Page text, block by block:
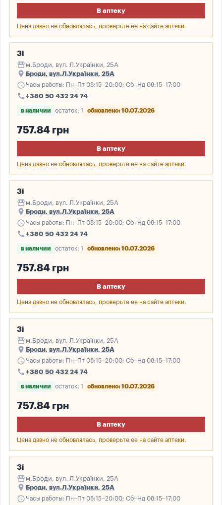
В аптеку
Цена давно не обновлялась, проверьте ее на сайте аптеки.
3і
storefront м.Броди, вул. Л.Українки, 25А
place Броди, вул.Л.Українки, 25А
scheduleЧасы работы: Пн–Пт 08:15–20:00; Сб–Нд 08:15–17:00
call +380 50 432 24 74
в наличии остаток: 1 обновлено: 10.07.2026
757.84 грн
В аптеку
Цена давно не обновлялась, проверьте ее на сайте аптеки.
3і
storefront м.Броди, вул. Л.Українки, 25А
place Броди, вул.Л.Українки, 25А
scheduleЧасы работы: Пн–Пт 08:15–20:00; Сб–Нд 08:15–17:00
call +380 50 432 24 74
в наличии остаток: 1 обновлено: 10.07.2026
757.84 грн
В аптеку
Цена давно не обновлялась, проверьте ее на сайте аптеки.
3і
storefront м.Броди, вул. Л.Українки, 25А
place Броди, вул.Л.Українки, 25А
scheduleЧасы работы: Пн–Пт 08:15–20:00; Сб–Нд 08:15–17:00
call +380 50 432 24 74
в наличии остаток: 1 обновлено: 10.07.2026
757.84 грн
В аптеку
Цена давно не обновлялась, проверьте ее на сайте аптеки.
3і
storefront м.Броди, вул. Л.Українки, 25А
place Броди, вул.Л.Українки, 25А
scheduleЧасы работы: Пн–Пт 08:15–20:00; Сб–Нд 08:15–17:00